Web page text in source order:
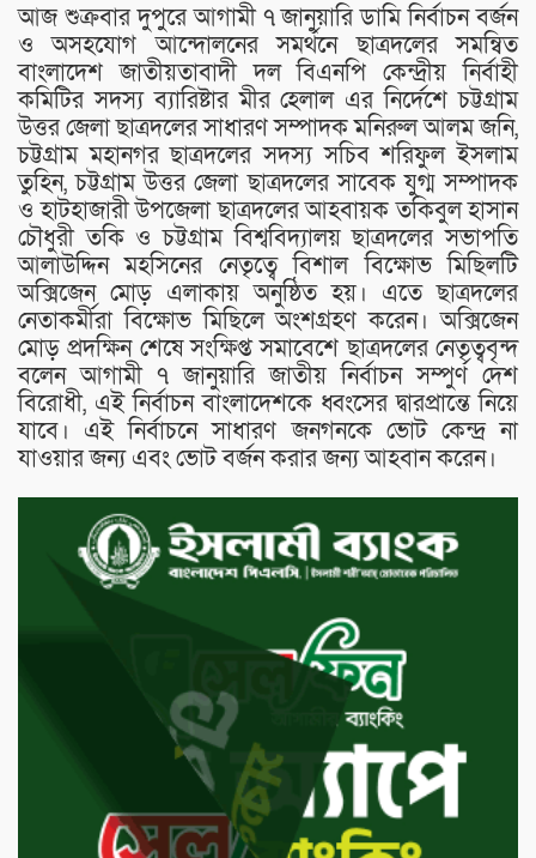
আজ শুক্রবার দুপুরে আগামী ৭ জানুয়ারি ডামি নির্বাচন বর্জন
ও অসহযোগ আন্দোলনের সমর্থনে ছাত্রদলের সমন্বিত
বাংলাদেশ জাতীয়তাবাদী দল বিএনপি কেন্দ্রীয় নির্বাহী
কমিটির সদস্য ব্যারিষ্টার মীর হেলাল এর নির্দেশে চট্টগ্রাম
উত্তর জেলা ছাত্রদলের সাধারণ সম্পাদক মনিরুল আলম জনি,
চট্টগ্রাম মহানগর ছাত্রদলের সদস্য সচিব শরিফুল ইসলাম
তুহিন, চট্টগ্রাম উত্তর জেলা ছাত্রদলের সাবেক যুগ্ম সম্পাদক
ও হাটহাজারী উপজেলা ছাত্রদলের আহবায়ক তকিবুল হাসান
চৌধুরী তকি ও চট্টগ্রাম বিশ্ববিদ্যালয় ছাত্রদলের সভাপতি
আলাউদ্দিন মহসিনের নেতৃত্বে বিশাল বিক্ষোভ মিছিলটি
অক্সিজেন মোড় এলাকায় অনুষ্ঠিত হয়। এতে ছাত্রদলের
নেতাকর্মীরা বিক্ষোভ মিছিলে অংশগ্রহণ করেন। অক্সিজেন
মোড় প্রদক্ষিন শেষে সংক্ষিপ্ত সমাবেশে ছাত্রদলের নেতৃত্ববৃন্দ
বলেন আগামী ৭ জানুয়ারি জাতীয় নির্বাচন সম্পুর্ণ দেশ
বিরোধী, এই নির্বাচন বাংলাদেশকে ধ্বংসের দ্বারপ্রান্তে নিয়ে
যাবে। এই নির্বাচনে সাধারণ জনগনকে ভোট কেন্দ্র না
যাওয়ার জন্য এবং ভোট বর্জন করার জন্য আহবান করেন।